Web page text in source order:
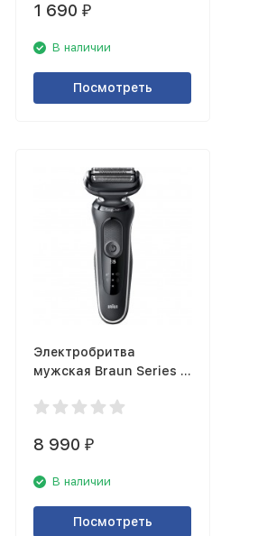
1 690₽
В наличии
Посмотреть
Электробритва
мужская Braun Series 5
8 990₽
В наличии
Посмотреть